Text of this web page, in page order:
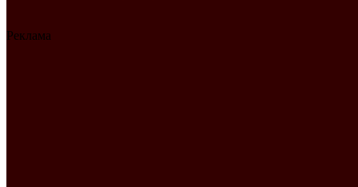
Реклама